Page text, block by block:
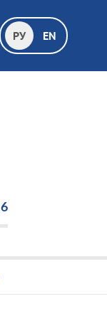
РУ EN
РУ